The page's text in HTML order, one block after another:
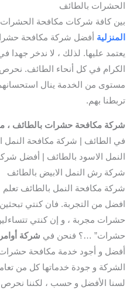
الحشرات بالطائف
بين كافة شركات مكافحة الحشرات
المنزلية أفضل شركة مكافحة
يعتمد عليها. لذلك ، لا ندخر جهدا
الكرام في كل أنحاء الطائف. نحرص
مستوى من الخدمة ينال
تربطنا بهم.
شركة مكافحة حشرات بالطائف ،
في الطائف | شركة مكافحة النمل
النمل الاسود بالطائف | أفضل
شركة رش النمل الابيض بالطائف
شركة مكافحة النمل بالطائف
افضل من التجربة. فان كنتي
حشرات مجربة ، و إن كنتي
حشرات” …؟ فنحن في شركة
أفضل و أجود خدمة مكافحة حشرات
الشركة و جودة خدماتها كل من
لسنا الأفضل و حسب ، لكننا